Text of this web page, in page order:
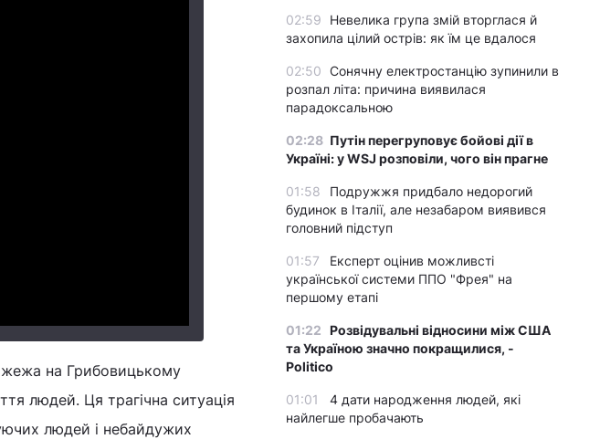
на Грибовицькому
людей. Ця трагічна ситуація
людей і небайдужих
02:59
Невелика група змій вторглася й
захопила цілий острів: як їм це вдалося
02:50 Сонячну електростанцію зупинили в
розпал літа: причина виявилася
парадоксальною
02:28 Путін перегруповує бойові дії в
Україні: у WSJ розповіли, чого він прагне
01:58
Подружжя придбало недорогий
будинок в Італії, але незабаром виявився
головний підступ
01:57
Експерт оцінив можливсті
української системи ППО "Фрея" на
першому етапі
01:22 Розвідувальні відносини між США
та Україною значно покращилися, -
Politico
01:01
4 дати народження людей, які
найлегше пробачають